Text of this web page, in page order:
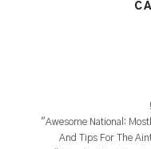
"Awesome National:
And Tips For The